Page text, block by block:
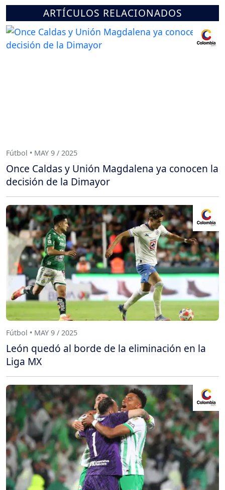
ARTÍCULOS RELACIONADOS
Fútbol • MAY 9 / 2025
Once Caldas y Unión Magdalena ya conocen la
decisión de la Dimayor
Fútbol • MAY 9 / 2025
León quedó al borde de la eliminación en la
Liga MX